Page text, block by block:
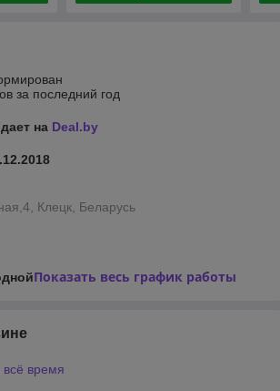
за последний год
на Deal.by
Клецк, Беларусь
Показать весь график работы
всё время